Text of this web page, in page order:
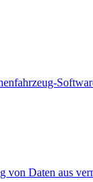
von Daten aus